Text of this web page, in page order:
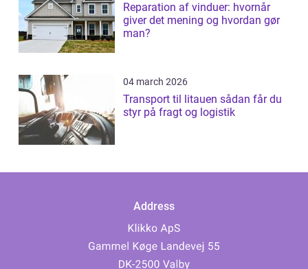
Reparation af vinduer: hvornår
giver det mening og hvordan gør
man?
04 march 2026
Transport til litauen sådan får du
styr på fragt og logistik
Address